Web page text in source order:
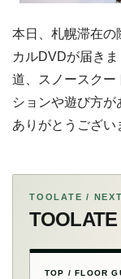
本日、札幌滞在の
カルDVDが届き
道、スノースクー
ションや遊び方
ありがとうござ
TOOLATE /
TOP / FLOOR